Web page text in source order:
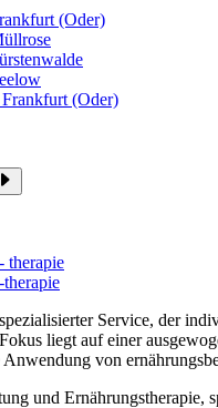
(Oder)
(Oder)
therapie
Service, der
liegt auf einer
von
und Ernährungstherapie,